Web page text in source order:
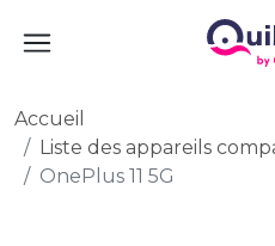
Accueil
Liste des appareils
OnePlus 11 5G